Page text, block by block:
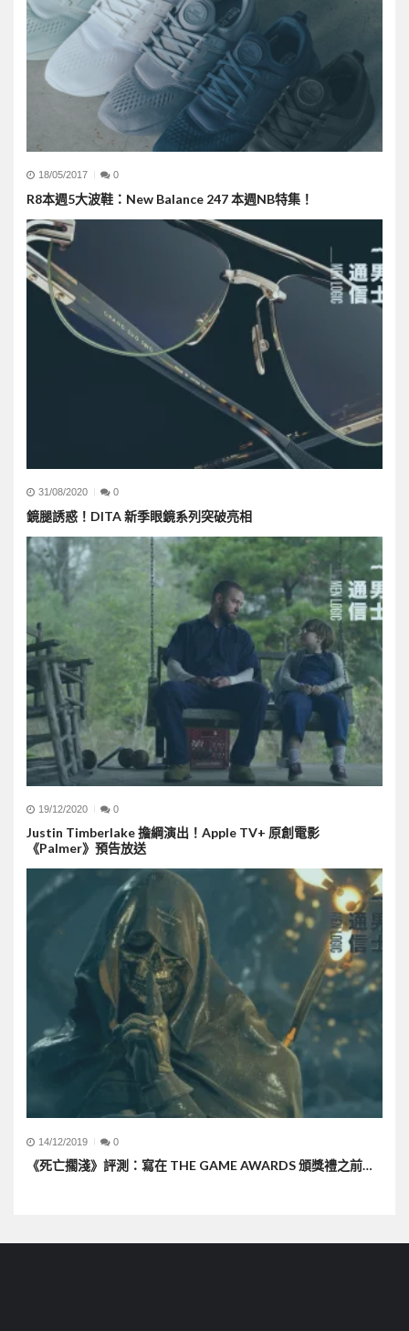
18/05/2017 0
R8本週5大波鞋：New Balance 247 本週NB特集！
31/08/2020 0
鏡腿誘惑！DITA 新季眼鏡系列突破亮相
19/12/2020 0
Justin Timberlake 擔綱演出！Apple TV+ 原創電影
《Palmer》預告放送
14/12/2019 0
《死亡擱淺》評測：寫在 THE GAME AWARDS 頒獎禮之前…